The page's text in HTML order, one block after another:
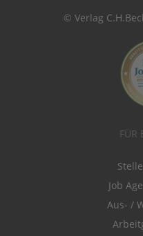
© Verlag
FÜR
Job
Aus- /